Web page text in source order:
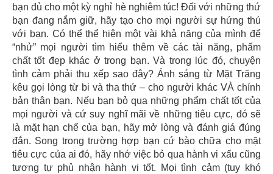
bạn đủ cho một kỳ nghỉ hè nghiêm túc! Đối với những thứ
bạn đang nắm giữ, hãy tạo cho mọi người sự hứng thú
với bạn. Có thể thể hiện một vài khả năng của mình để
“nhử” mọi người tìm hiểu thêm về các tài năng, phẩm
chất tốt đẹp khác ở trong bạn. Và trong lúc đó, chuyện
tình cảm phải thu xếp sao đây? Ánh sáng từ Mặt Trăng
kêu gọi lòng từ bi và tha thứ – cho người khác VÀ chính
bản thân bạn. Nếu bạn bỏ qua những phẩm chất tốt của
mọi người và cứ suy nghĩ mãi về những tiêu cực, đó sẽ
là mặt hạn chế của bạn, hãy mở lòng và đánh giá đúng
đắn. Song trong trường hợp bạn cứ bào chữa cho mặt
tiêu cực của ai đó, hãy nhớ việc bỏ qua hành vi xấu cũng
tương tự phủ nhận hành vi tốt. Mọi tình cảm (tuy khó